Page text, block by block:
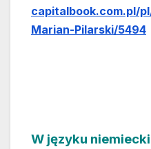
capitalbook.com.pl/
Marian-Pilarski/5494
W języku